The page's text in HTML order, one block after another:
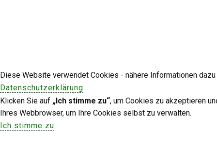
Diese Website verwendet Cookies - nähere Informationen
Datenschutzerklärung.
Klicken Sie auf „Ich stimme zu“, um Cookies zu akzeptieren
Ihres Webbrowser, um Ihre Cookies selbst zu verwalten.
Ich stimme zu